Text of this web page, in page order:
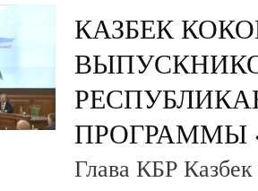
КАЗБЕК
ПРОГРАММЫ
Глава КБР Казбек